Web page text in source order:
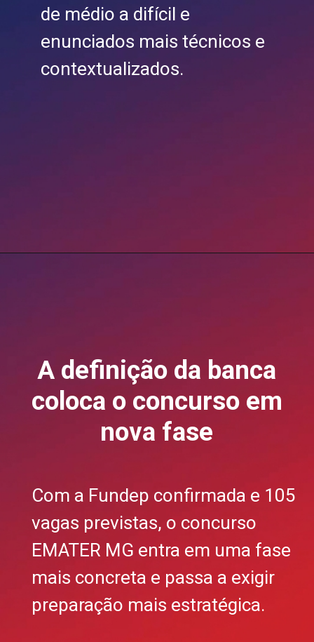
de médio a difícil e
enunciados mais técnicos e
contextualizados.
A definição da banca
coloca o concurso em
nova fase
Com a Fundep confirmada e 105
vagas previstas, o concurso
EMATER MG entra em uma fase
mais concreta e passa a exigir
preparação mais estratégica.